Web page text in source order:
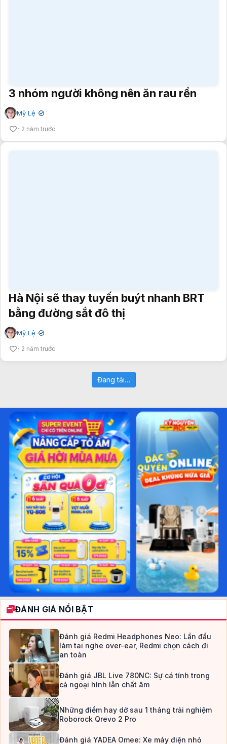
3 nhóm người không nên ăn rau rền
Mỹ Lệ ✔
2 năm trước
Hà Nội sẽ thay tuyến buýt nhanh BRT
bằng đường sắt đô thị
Mỹ Lệ ✔
2 năm trước
Ba nhà mạng FPT, Viettel, CMC bị đề
nghị xử phạt hơn 400 triệu đồng vì để
cuộc gọi rác "lộng hành"
V VNR Content
2 năm trước